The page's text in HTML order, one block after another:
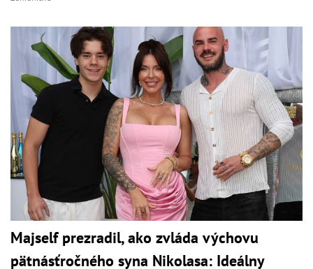
Majself prezradil, ako zvláda výchovu
pätnásťročného syna Nikolasa: Ideálny